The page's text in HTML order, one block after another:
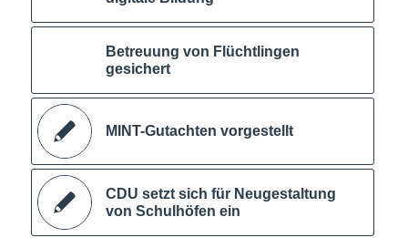
Betreuung von Flüchtlingen
gesichert
MINT-Gutachten vorgestellt
CDU setzt sich für Neugestaltung
von Schulhöfen ein